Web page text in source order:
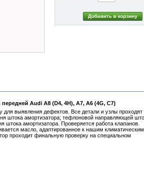
Audi A8 (D4, 4H), A7, A6 (4G, C7)
для выявления дефектов. Все детали и узлы проходят
штока амортизатора; тефлоновой направляющей
штока амортизатора. Проверяется работа клапанов.
масло, адаптированное к нашим климатическим
проходит финальную проверку на специальном